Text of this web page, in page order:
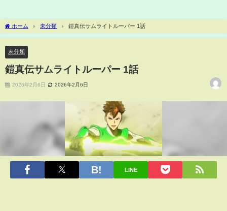
ホーム 未分類 鎧真伝サムライトルーパー 1話
未分類
鎧真伝サムライトルーパー 1話
2026年2月6日 2026年2月6日
LINE